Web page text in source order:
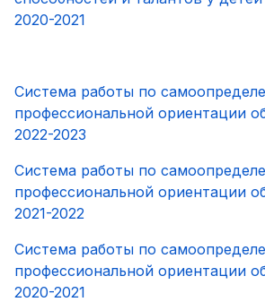
2020-2021
Система работы по
профессиональной ориентации
2022-2023
Система работы по
профессиональной ориентации
2021-2022
Система работы по
профессиональной ориентации
2020-2021